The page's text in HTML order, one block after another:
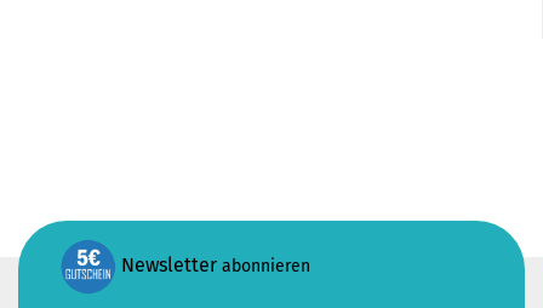
Newsletter abonnieren